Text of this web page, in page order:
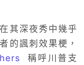
其深夜秀中幾乎
的諷刺效果梗，
稱呼川普支